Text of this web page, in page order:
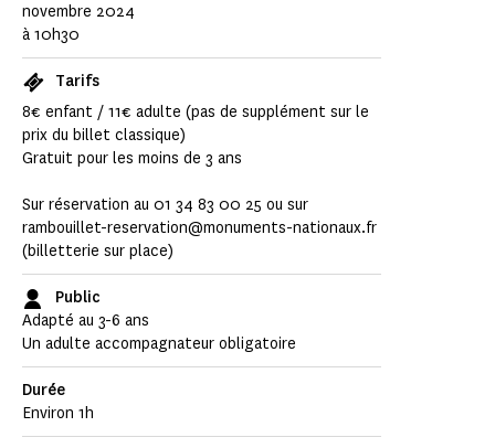
novembre 2024
à 10h30
Tarifs
8€ enfant / 11€ adulte (pas de supplément sur le
prix du billet classique)
Gratuit pour les moins de 3 ans
Sur réservation au 01 34 83 00 25 ou sur
rambouillet-reservation@monuments-nationaux.fr
(billetterie sur place)
Public
Adapté au 3-6 ans
Un adulte accompagnateur obligatoire
Durée
Environ 1h